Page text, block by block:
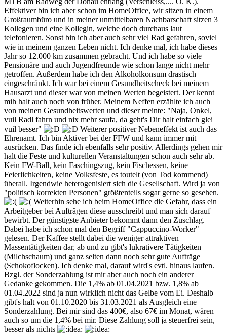
Effektiver bin ich aber schon im HomeOffice, wir sitzen in einem
Großraumbüro und in meiner unmittelbaren Nachbarschaft sitzen 3
Kollegen und eine Kollegin, welche doch durchaus laut
telefonieren. Sonst bin ich aber auch sehr viel Rad gefahren, soviel
wie in meinem ganzen Leben nicht. Ich denke mal, ich habe dieses
Jahr so 12.000 km zusammen gebracht. Und ich habe so viele
Pensionäre und auch Jugendfreunde wie schon lange nicht mehr
getroffen. Außerdem habe ich den Alkoholkonsum drastisch
eingeschränkt. Ich war bei einem Gesundheitscheck bei meinem
Hausarzt und dieser war von meinen Werten begeistert. Der kennt
mih halt auch noch von früher. Meinem Neffen erzählte ich auch
von meinen Gesundheitswerten und dieser meinte: "Naja, Onkel,
vuil Radl fahrn und nix mehr saufa, da geht's Dir halt einfach glei
vuil besser"
Weiterer positiver Nebeneffekt ist auch das
Ehrenamt. Ich bin Aktiver bei der FFW und kann immer mit
ausrücken. Das finde ich ebenfalls sehr positiv. Allerdings gehen mir
halt die Feste und kulturellen Veranstaltungen schon auch sehr ab.
Kein FW-Ball, kein Faschingszug, kein Fischessen, keine
Feierlichkeiten, keine Volksfeste, es toutelt (von Tod kommend)
überall. Irgendwie heterogenisiert sich die Gesellschaft. Wird ja von
"politisch korrekten Personen" größtenteils sogar gerne so gesehen.
Weiterhin sehe ich beim HomeOffice die Gefahr, dass ein
Arbeitgeber bei Aufträgen diese ausschreibt und man sich darauf
bewirbt. Der günstigste Anbieter bekommt dann den Zuschlag.
Dabei habe ich schon mal den Begriff "Cappuccino-Worker"
gelesen. Der Kaffee stellt dabei die weniger attraktiven
Massentätigkeiten dar, ab und zu gibt's lukrativere Tätigkeiten
(Milchschaum) und ganz selten dann noch sehr gute Aufträge
(Schokoflocken). Ich denke mal, darauf wird's evtl. hinaus laufen.
Bzgl. der Sonderzahlung ist mir aber auch noch ein anderer
Gedanke gekommen. Die 1,4% ab 01.04.2021 bzw. 1,8% ab
01.04.2022 sind ja nun wirklich nicht das Gelbe vom Ei. Deshalb
gibt's halt von 01.10.2020 bis 31.03.2021 als Ausgleich eine
Sonderzahlung. Bei mir sind das 400€, also 67€ im Monat, wären
auch so um die 1,4% bei mir. Diese Zahlung soll ja steuerfrei sein,
besser als nichts